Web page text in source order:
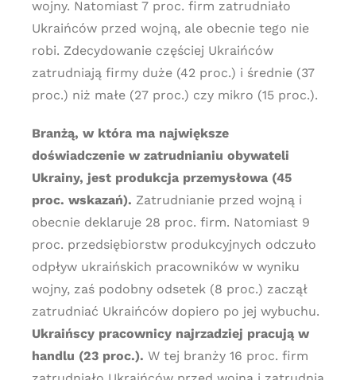
wojny. Natomiast 7 proc. firm zatrudniało
Ukraińców przed wojną, ale obecnie tego nie
robi. Zdecydowanie częściej Ukraińców
zatrudniają firmy duże (42 proc.) i średnie (37
proc.) niż małe (27 proc.) czy mikro (15 proc.).
Branżą, w która ma największe
doświadczenie w zatrudnianiu obywateli
Ukrainy, jest produkcja przemysłowa (45
proc. wskazań). Zatrudnianie przed wojną i
obecnie deklaruje 28 proc. firm. Natomiast 9
proc. przedsiębiorstw produkcyjnych odczuło
odpływ ukraińskich pracowników w wyniku
wojny, zaś podobny odsetek (8 proc.) zaczął
zatrudniać Ukraińców dopiero po jej wybuchu.
Ukraińscy pracownicy najrzadziej pracują w
handlu (23 proc.). W tej branży 16 proc. firm